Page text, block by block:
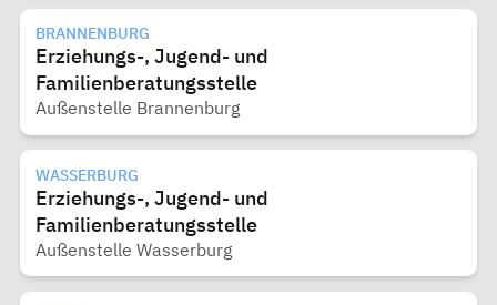
BRANNENBURG
Erziehungs-, Jugend- und
Familienberatungsstelle
Außenstelle Brannenburg
WASSERBURG
Erziehungs-, Jugend- und
Familienberatungsstelle
Außenstelle Wasserburg